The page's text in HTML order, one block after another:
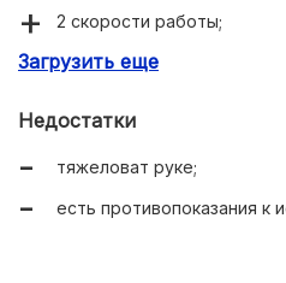
2 скорости работы;
плавающая массажная
Загрузить еще
Недостатки
тяжеловат руке;
есть противопоказания к